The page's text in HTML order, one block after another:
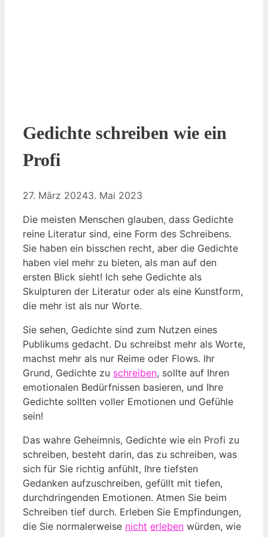
Gedichte schreiben wie ein
Profi
27. März 20243. Mai 2023
Die meisten Menschen glauben, dass Gedichte
reine Literatur sind, eine Form des Schreibens.
Sie haben ein bisschen recht, aber die Gedichte
haben viel mehr zu bieten, als man auf den
ersten Blick sieht! Ich sehe Gedichte als
Skulpturen der Literatur oder als eine Kunstform,
die mehr ist als nur Worte.
Sie sehen, Gedichte sind zum Nutzen eines
Publikums gedacht. Du schreibst mehr als Worte,
machst mehr als nur Reime oder Flows. Ihr
Grund, Gedichte zu schreiben, sollte auf Ihren
emotionalen Bedürfnissen basieren, und Ihre
Gedichte sollten voller Emotionen und Gefühle
sein!
Das wahre Geheimnis, Gedichte wie ein Profi zu
schreiben, besteht darin, das zu schreiben, was
sich für Sie richtig anfühlt, Ihre tiefsten
Gedanken aufzuschreiben, gefüllt mit tiefen,
durchdringenden Emotionen. Atmen Sie beim
Schreiben tief durch. Erleben Sie Empfindungen,
die Sie normalerweise nicht erleben würden, wie